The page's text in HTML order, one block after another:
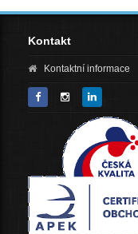
Kontakt
Kontaktní informace